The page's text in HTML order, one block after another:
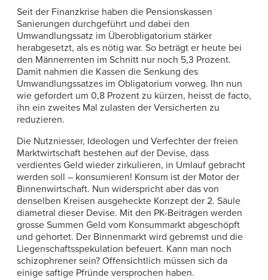
Seit der Finanzkrise haben die Pensionskassen
Sanierungen durchgeführt und dabei den
Umwandlungssatz im Überobligatorium stärker
herabgesetzt, als es nötig war. So beträgt er heute bei
den Männerrenten im Schnitt nur noch 5,3 Prozent.
Damit nahmen die Kassen die Senkung des
Umwandlungssatzes im Obligatorium vorweg. Ihn nun
wie gefordert um 0,8 Prozent zu kürzen, heisst de facto,
ihn ein zweites Mal zulasten der Versicherten zu
reduzieren.
Die Nutzniesser, Ideologen und Verfechter der freien
Marktwirtschaft bestehen auf der Devise, dass
verdientes Geld wieder zirkulieren, in Umlauf gebracht
werden soll – konsumieren! Konsum ist der Motor der
Binnenwirtschaft. Nun widerspricht aber das von
denselben Kreisen ausgeheckte Konzept der 2. Säule
diametral dieser Devise. Mit den PK-Beiträgen werden
grosse Summen Geld vom Konsummarkt abgeschöpft
und gehortet. Der Binnenmarkt wird gebremst und die
Liegenschaftsspekulation befeuert. Kann man noch
schizophrener sein? Offensichtlich müssen sich da
einige saftige Pfründe versprochen haben.